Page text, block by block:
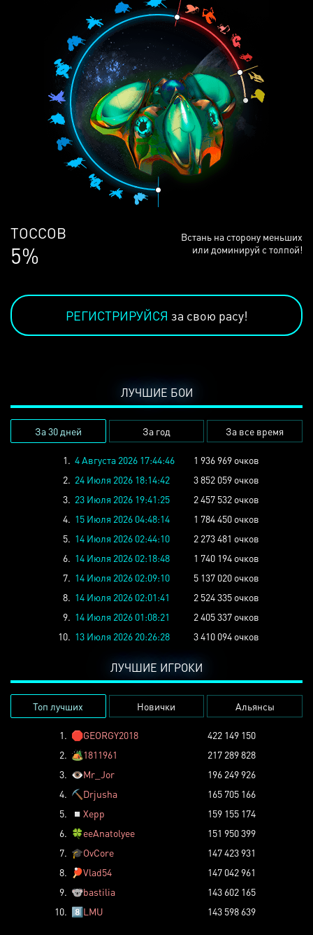
ЛЮДЕЙ
68%
Встань на сторону меньших
или доминируй с толпой!
РЕГИСТРИРУЙСЯ за свою расу!
ЛУЧШИЕ БОИ
За 30 дней За год За все время
1. 4 Августа 2026 17:44:46
1 936 969 очков
2. 24 Июля 2026 18:14:42
3 852 059 очков
3. 23 Июля 2026 19:41:25
2 457 532 очков
4. 15 Июля 2026 04:48:14
1 784 450 очков
5. 14 Июля 2026 02:44:10
2 273 481 очков
6. 14 Июля 2026 02:18:48
1 740 194 очков
7. 14 Июля 2026 02:09:10
5 137 020 очков
8. 14 Июля 2026 02:01:41
2 524 335 очков
9. 14 Июля 2026 01:08:21
2 405 337 очков
10. 13 Июля 2026 20:26:28 3 410 094 очков
ЛУЧШИЕ ИГРОКИ
Топ лучших Новички Альянсы
1. 🛑GEORGY2018
422 149 150
2. 🏕️1811961
217 289 828
3. 👁️Mr_Jor
196 249 926
4. ⛏️ Drjusha
165 705 166
5.
◽ Xepp
159 155 174
6. 🍀eeAnatolyee
151 950 399
7. 🎓OvCore
147 423 931
8.
🏓Vlad54
147 042 961
9. 🐨bastilia
143 602 165
10. 8️⃣LMU 143 598 639